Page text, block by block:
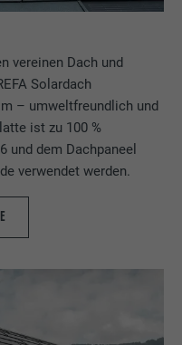
vereinen Dach und
Solardach
– umweltfreundlich und
ist zu 100 %
und dem Dachpaneel
verwendet werden.
von Cookies
ausgewählte
Webseite.
wenn eine
"Folgen Sie